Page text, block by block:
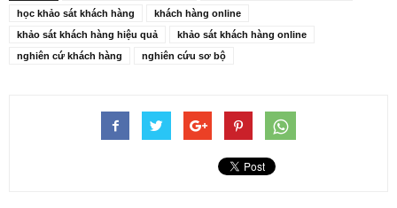
học khảo sát khách hàng
khách hàng online
khảo sát khách hàng hiệu quả
khảo sát khách hàng online
nghiên cứ khách hàng
nghiên cứu sơ bộ